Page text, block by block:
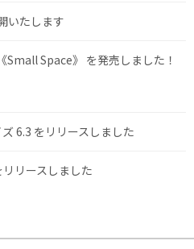
いたします
Small Space》 を発売しました！
6.3 をリリースしました
リースしました